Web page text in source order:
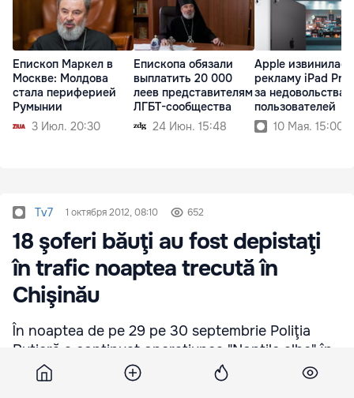
Епископ Маркел в
Москве: Молдова
стала периферией
Румынии
3 Июл. 20:30
Епископа обязали
выплатить 20 000
леев представителям
ЛГБТ-сообщества
24 Июн. 15:48
Apple
рекламу iPad Pro
за недовольства
пользователей
10 Мая. 15:00
Tv7 1 октября 2012, 08:10 652
18 şoferi băuţi au fost depistaţi
în trafic noaptea trecută în
Chişinău
În noaptea de pe 29 pe 30 septembrie Poliţia
Rutieră a continuat operaţiunea "Nopţile albe" în
Chişinău. În rezultatul verificărilor, au fost
depistaţi 18 conducători auto băuţi.